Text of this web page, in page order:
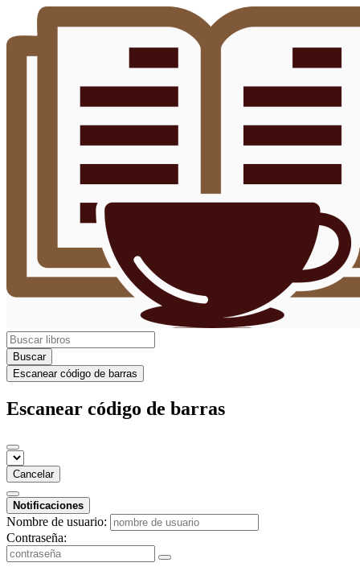
Buscar
Escanear código de barras
Escanear código de barras
Cancelar
Notificaciones
Nombre de usuario:
Contraseña: